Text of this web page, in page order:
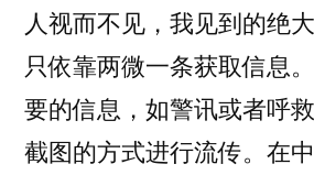
人视而不见，我见到的绝
只依靠两微一条获取信息
要的信息，如警讯或者呼
截图的方式进行流传。在